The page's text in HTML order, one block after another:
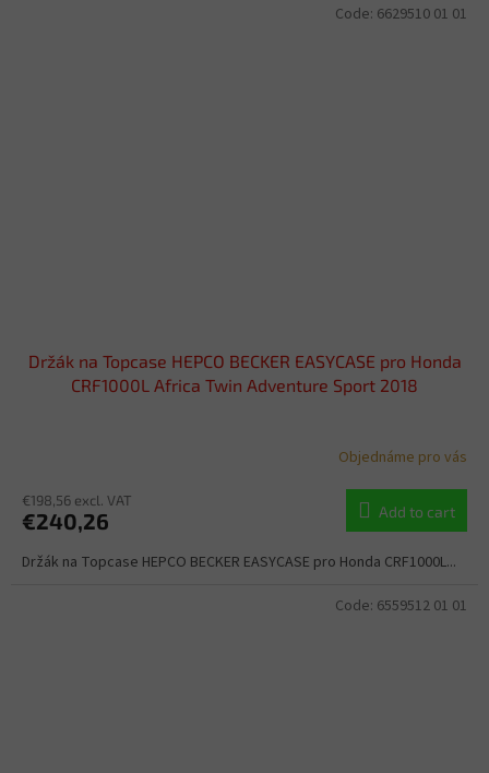
Držák na Topcase HEPCO BECKER EASYCASE pro Honda
CRF1000L Africa Twin Adventure Sport 2018
Objednáme pro vás
€198,56 excl. VAT
€240,26 Add to cart
Držák na Topcase HEPCO BECKER EASYCASE pro Honda CRF1000L...
Code: 6629510 01 01
Code: 6559512 01 01